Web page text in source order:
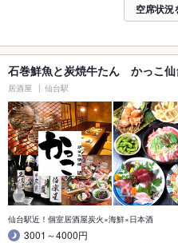
空席状況
石巻鮮魚と炭焼牛たん かっこ仙
居酒屋 仙台駅
仙台駅近！個室居酒屋炭火×海鮮×日本酒
3001～4000円